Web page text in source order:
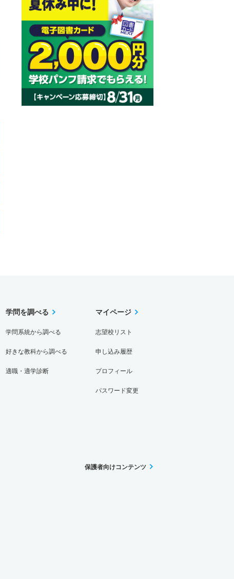
学問を調べる
学問系統から調べる
好きな教科から調べる
適職・適学診断
マイページ
志望校リスト
申し込み履歴
プロフィール
パスワード変更
保護者向けコンテンツ